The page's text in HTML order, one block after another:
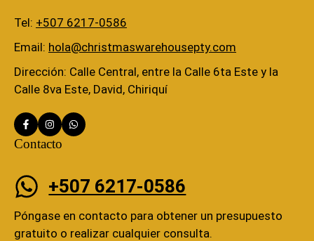
Tel: +507 6217-0586
Email: hola@christmaswarehousepty.com
Dirección: Calle Central, entre la Calle 6ta Este y la
Calle 8va Este, David, Chiriquí
Contacto
+507 6217-0586
Póngase en contacto para obtener un presupuesto
gratuito o realizar cualquier consulta.